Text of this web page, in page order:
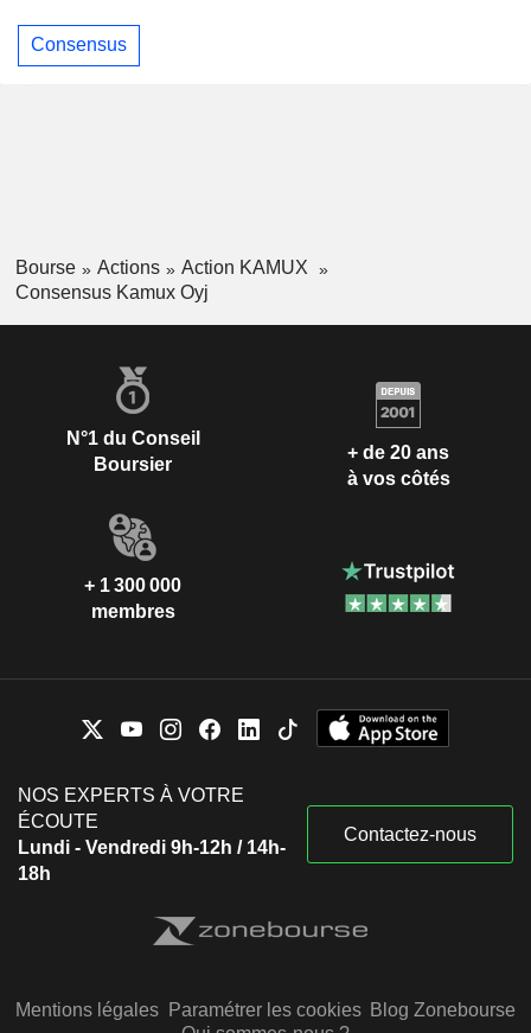
Consensus
Bourse Actions
Action KAMUX
Consensus Kamux Oyj
N°1 du Conseil
Boursier
+ de 20 ans
à vos côtés
+ 1 300 000
membres
NOS EXPERTS À VOTRE
ÉCOUTE
Lundi - Vendredi 9h-12h / 14h-
18h
Contactez-nous
Mentions légales Paramétrer les cookies Blog Zonebourse